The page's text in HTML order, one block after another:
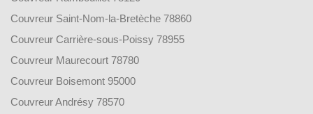
Couvreur Saint-Nom-la-Bretèche 78860
Couvreur Carrière-sous-Poissy 78955
Couvreur Maurecourt 78780
Couvreur Boisemont 95000
Couvreur Andrésy 78570